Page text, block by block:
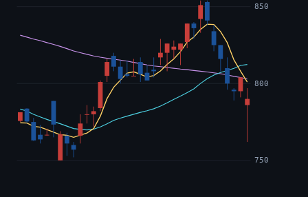
750
800
850